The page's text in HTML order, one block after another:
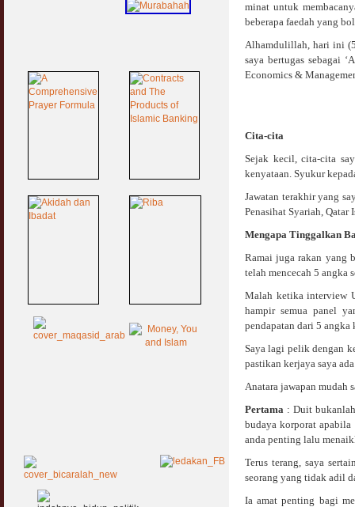
minat untuk
beberapa faedah yang
Alhamdulillah, hari ini (5
saya bertugas sebagai
Economics &
Cita-cita
Sejak kecil, cita-cita
kenyataan. Syukur
Jawatan terakhir yang
Penasihat Syariah,
Mengapa Tinggalkan
Ramai juga rakan yang
telah mencecah 5 angka
Malah ketika interview
hampir semua panel
pendapatan dari 5 angka
Saya lagi pelik dengan
pastikan kerjaya saya
Anatara jawapan mudah
Pertama: Duit bukanlah
budaya korporat apabila
anda penting lalu
Terus terang, saya
seorang yang tidak adil
Ia amat penting bagi